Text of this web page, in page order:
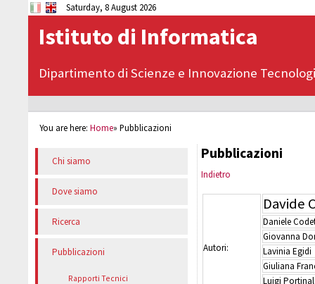
Saturday, 8 August 2026
Istituto di Informatica
Dipartimento di Scienze e Innovazione
You are here:Home»Pubblicazioni
Chi siamo
Dove siamo
Ricerca
Pubblicazioni
Rapporti Tecnici
Pubblicazioni
Indietro
Autori:
Davide
Daniele
Giovanna
Lavinia Egidi
Giuliana
Luigi